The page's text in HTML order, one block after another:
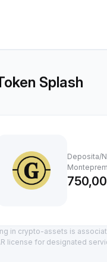
Splash
Deposita/
in crypto-assets is
license for designated